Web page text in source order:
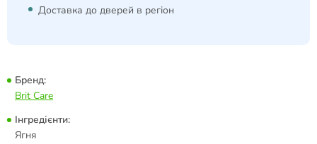
Доставка до дверей в регіон
Бренд:
Brit Care
Інгредієнти:
Ягня